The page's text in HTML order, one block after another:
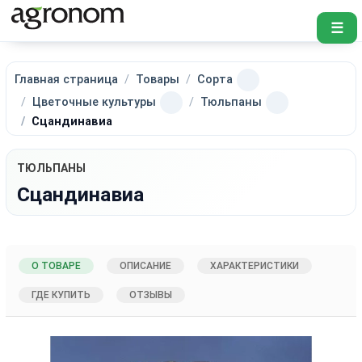
☰
Главная страница Товары
Сорта
Цветочные культуры
Тюльпаны
Сцандинавиа
ТЮЛЬПАНЫ
Сцандинавиа
О ТОВАРЕ ОПИСАНИЕ ХАРАКТЕРИСТИКИ
ГДЕ КУПИТЬ ОТЗЫВЫ